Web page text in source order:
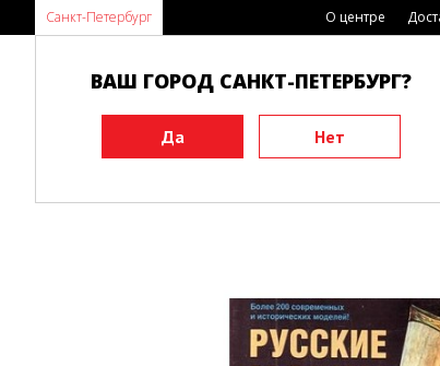
Санкт-Петербург О центре
Каталог Виды
ВАШ ГОРОД САНКТ-ПЕТЕРБУРГ?
Книги История и техника боевых